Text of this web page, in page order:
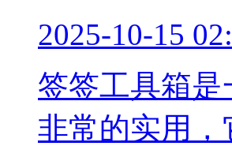
2025-10-15
签签工具箱
非常的实用